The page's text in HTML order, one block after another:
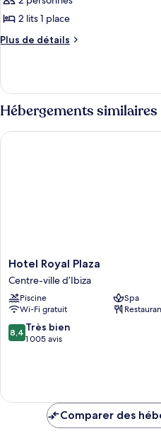
ce
type
de
Studio
2 lits 1 place
Plus de détails
Plus
le
type
de
chambre
Studio
Hébergements similaires
Hotel
Royal
Plaza
Centre-
ville
d’Ibiza
Hotel Royal Plaza
Centre-ville d’Ibiza
Piscine
Spa
Wi-Fi gratuit
8.4
sur
8,4 Très bien
1 005 avis
Hotel Royal Plaza
Comparer des